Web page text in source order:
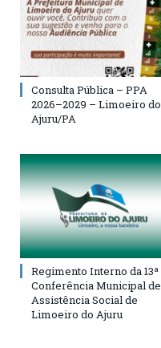
Consulta Pública – PPA
2026–2029 – Limoeiro do
Ajuru/PA
Regimento Interno da 13ª
Conferência Municipal de
Assistência Social de
Limoeiro do Ajuru